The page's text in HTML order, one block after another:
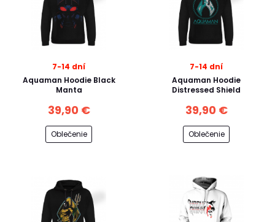
7-14 dní
Aquaman Hoodie Black
Manta
39,90 €
Oblečenie
7-14 dní
Aquaman Hoodie
Distressed Shield
39,90 €
Oblečenie